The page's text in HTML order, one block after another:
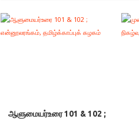
ஆளுமையர்உரை 101 & 102 ;